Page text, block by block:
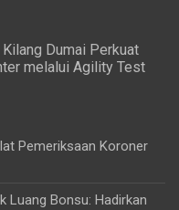
Dumai Perkuat
melalui Agility Test
Pemeriksaan Koroner
Luang Bonsu: Hadirkan